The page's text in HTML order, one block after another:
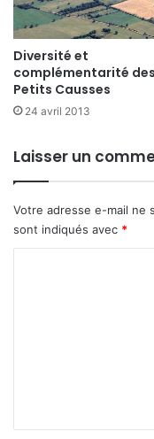
Diversité et
complémentarité des
Petits Causses
24 avril 2013
Laisser un
Votre adresse e-mail ne
sont indiqués avec *